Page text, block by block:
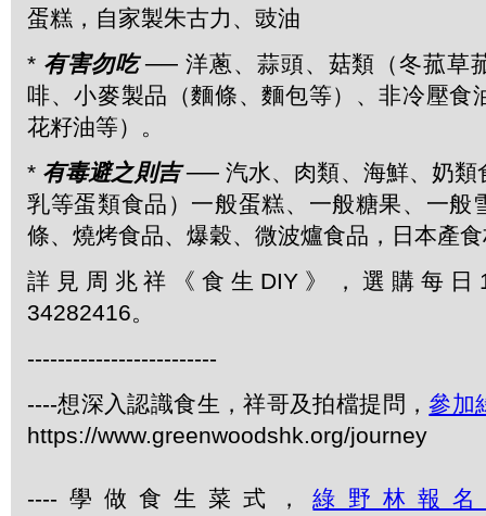
蛋糕，自家製朱古力、豉油
* 有害勿吃── 洋蔥、蒜頭、菇類（冬菰草
啡、小麥製品（麵條、麵包等）、非冷壓食
花籽油等）。
* 有毒避之則吉── 汽水、肉類、海鮮、奶類
乳等蛋類食品）一般蛋糕、一般糖果、一般
條、燒烤食品、爆穀、微波爐食品，日本產
詳見周兆祥《食生DIY》，選購每日
34282416。
-------------------------
----想深入認識食生，祥哥及拍檔提問，參加
https://www.greenwoodshk.org/journey
----學做食生菜式，綠野林報